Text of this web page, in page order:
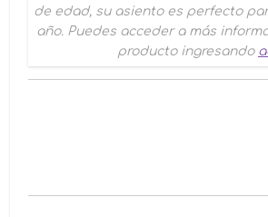
de edad, su asiento es perfecto
año. Puedes acceder a más
producto ingresando